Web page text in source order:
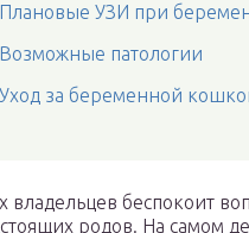
Плановые УЗИ при
Возможные патологии
Уход за беременной
владельцев беспокоит
родов. На самом